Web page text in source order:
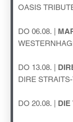
OASIS
DO 06.08. |
DO 13.08. |
DIRE
DO 20.08. | DIE